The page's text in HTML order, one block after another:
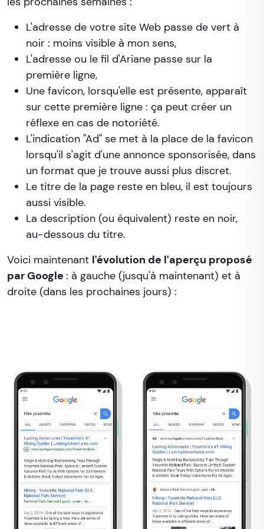
L'adresse de votre site Web passe de vert à
noir : moins visible à mon sens,
L'adresse ou le fil d'Ariane passe sur la
première ligne,
Une favicon, lorsqu'elle est présente, apparaît
sur cette première ligne : ça peut créer un
réflexe en cas de notoriété.
L'indication "Ad" se met à la place de la favicon
lorsqu'il s'agit d'une annonce sponsorisée, dans
un format que je trouve aussi plus discret.
Le titre de la page reste en bleu, il est toujours
aussi visible.
La description (ou équivalent) reste en noir,
au-dessous du titre.
Voici maintenant l'évolution de l'aperçu proposé
par Google : à gauche (jusqu'à maintenant) et à
droite (dans les prochaines jours) :